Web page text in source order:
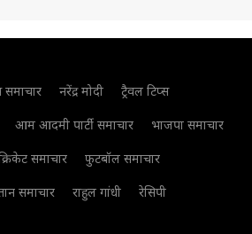
समाचार नरेंद्र मोदी
ट्रैवल टिप्स
आम आदमी पार्टी समाचार
भाजपा समाचार
समाचार
फुटबॉल समाचार
समाचार राहुल गांधी
रेसिपी